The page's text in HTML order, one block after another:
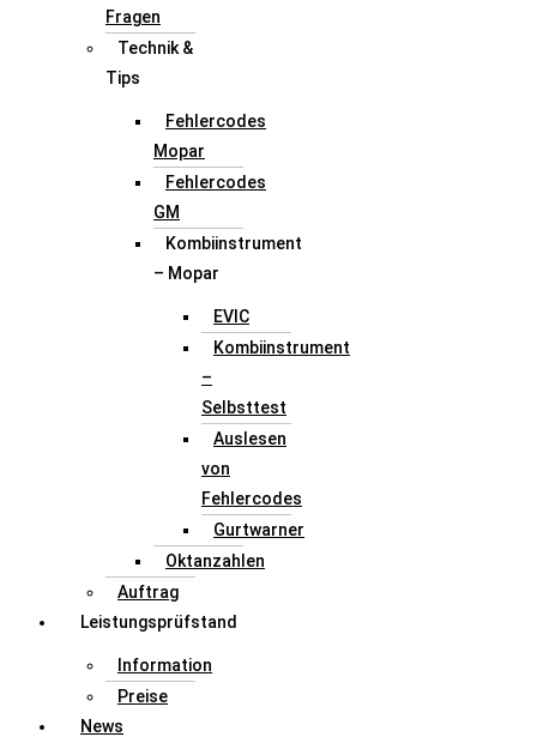
Fragen
Technik &
Tips
Fehlercodes
Mopar
Fehlercodes
GM
Kombiinstrument
– Mopar
EVIC
Kombiinstrument
–
Selbsttest
Auslesen
von
Fehlercodes
Gurtwarner
Oktanzahlen
Auftrag
Leistungsprüfstand
Information
Preise
News